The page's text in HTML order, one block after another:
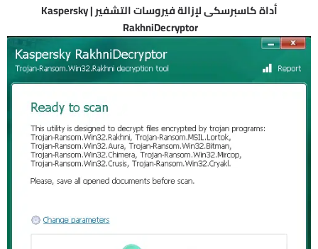
أداة كاسبرسكى لإزالة فيروسات التشفير | Kaspersky
RakhniDecryptor